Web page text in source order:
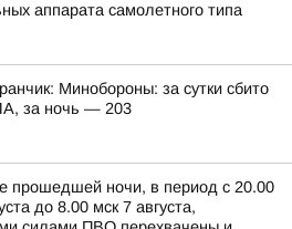
аппарата самолетного типа
Минобороны: за сутки сбито
за ночь — 203
прошедшей ночи, в период с 20.00
до 8.00 мск 7 августа,